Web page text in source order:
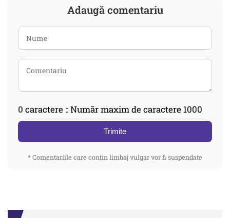
Adaugă comentariu
0 caractere :: Număr maxim de caractere 1000
Trimite
* Comentariile care contin limbaj vulgar vor fi suspendate